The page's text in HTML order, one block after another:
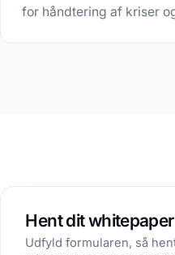
for håndtering af kriser
Hent dit
Udfyld formularen, så